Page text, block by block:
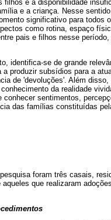
filhos e a disponibilidade
e a criança. Nesse
significativo para todos
como rotina, espaço
pais e filhos nesse
identifica-se de grande
a produzir subsídios para a
de 'devoluções'. Além
da realidade
conhecer sentimentos,
das famílias constituídas
foram três casais,
aqueles que realizaram